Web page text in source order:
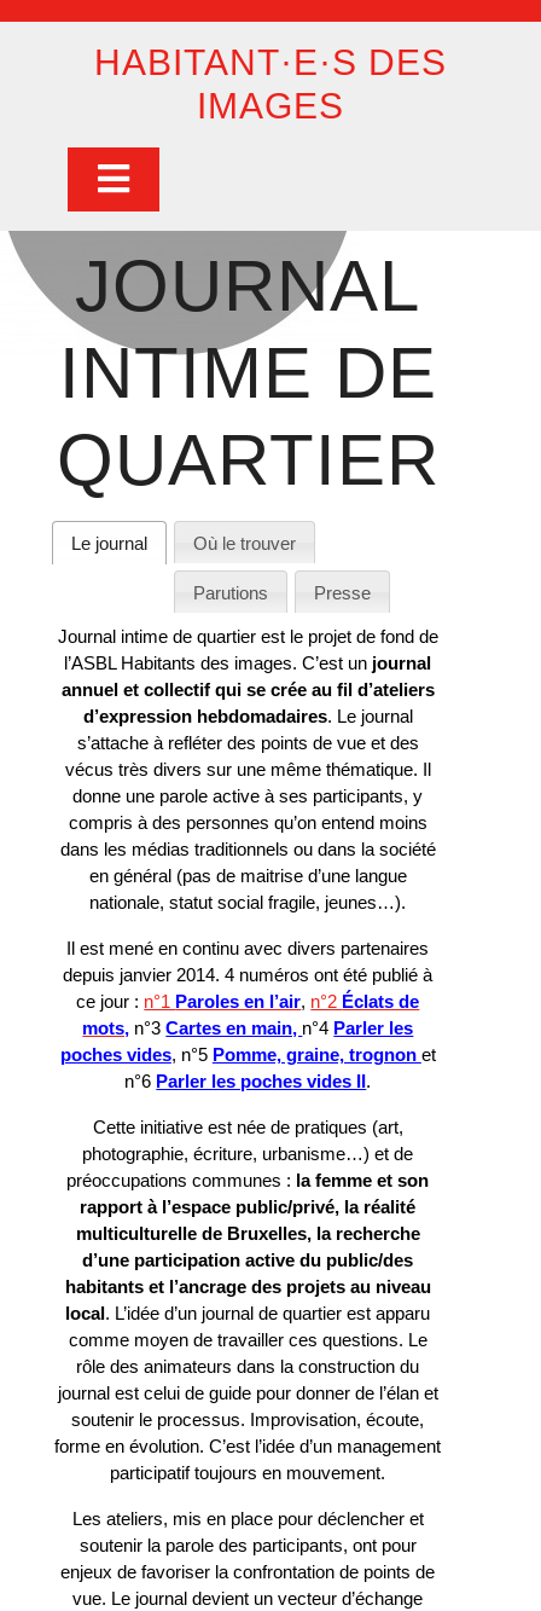
HABITANT·E·S DES
IMAGES
Open
Button
JOURNAL
INTIME DE
QUARTIER
Le journal Où le trouver
Parutions Presse
Journal intime de quartier est le projet de fond de
l’ASBL Habitants des images. C’est un journal
annuel et collectif qui se crée au fil d’ateliers
d’expression hebdomadaires. Le journal
s’attache à refléter des points de vue et des
vécus très divers sur une même thématique. Il
donne une parole active à ses participants, y
compris à des personnes qu’on entend moins
dans les médias traditionnels ou dans la société
en général (pas de maitrise d’une langue
nationale, statut social fragile, jeunes…).
Il est mené en continu avec divers partenaires
depuis janvier 2014. 4 numéros ont été publié à
ce jour : n°1 Paroles en l’air, n°2 Éclats de
mots, n°3Cartes en main, n°4 Parler les
poches vides, n°5 Pomme, graine, trognon et
n°6 Parler les poches vides II.
Cette initiative est née de pratiques (art,
photographie, écriture, urbanisme…) et de
préoccupations communes : la femme et son
rapport à l’espace public/privé, la réalité
multiculturelle de Bruxelles, la recherche
d’une participation active du public/des
habitants et l’ancrage des projets au niveau
local. L’idée d’un journal de quartier est apparu
comme moyen de travailler ces questions. Le
rôle des animateurs dans la construction du
journal est celui de guide pour donner de l’élan et
soutenir le processus. Improvisation, écoute,
forme en évolution. C’est l’idée d’un management
participatif toujours en mouvement.
Les ateliers, mis en place pour déclencher et
soutenir la parole des participants, ont pour
enjeux de favoriser la confrontation de points de
vue. Le journal devient un vecteur d’échange